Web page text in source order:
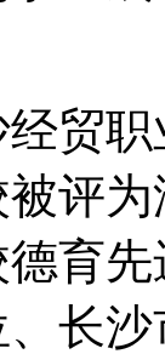
贸
评
育
长